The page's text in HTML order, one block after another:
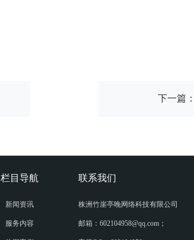
下一篇：
栏目导航
新闻资讯
服务内容
联系我们
株洲竹崖亭晚网络科技有限公司
邮箱：602104958@qq.com；